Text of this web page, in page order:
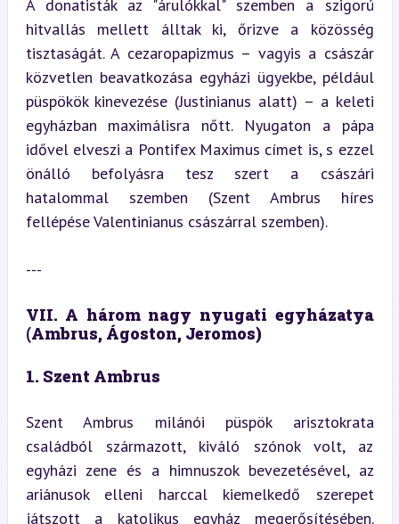
A donatisták az "árulókkal" szemben a szigorú
hitvallás mellett álltak ki, őrizve a közösség
tisztaságát. A cezaropapizmus – vagyis a császár
közvetlen beavatkozása egyházi ügyekbe, például
püspökök kinevezése (Justinianus alatt) – a keleti
egyházban maximálisra nőtt. Nyugaton a pápa
idővel elveszi a Pontifex Maximus címet is, s ezzel
önálló befolyásra tesz szert a császári
hatalommal szemben (Szent Ambrus híres
fellépése Valentinianus császárral szemben).
---
VII. A három nagy nyugati egyházatya
(Ambrus, Ágoston, Jeromos)
1. Szent Ambrus
Szent Ambrus milánói püspök arisztokrata
családból származott, kiváló szónok volt, az
egyházi zene és a himnuszok bevezetésével, az
ariánusok elleni harccal kiemelkedő szerepet
játszott a katolikus egyház megerősítésében.